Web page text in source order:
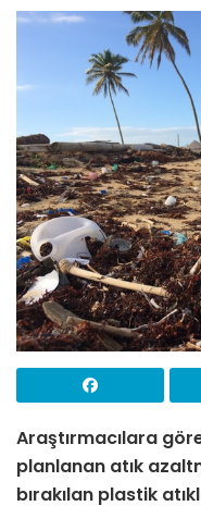
Araştırmacılara
planlanan atık
bırakılan plastik